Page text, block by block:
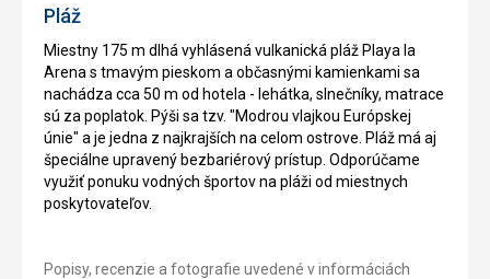
Pláž
Miestny 175 m dlhá vyhlásená vulkanická pláž Playa la
Arena s tmavým pieskom a občasnými kamienkami sa
nachádza cca 50 m od hotela - lehátka, slnečníky, matrace
sú za poplatok. Pýši sa tzv. "Modrou vlajkou Európskej
únie" a je jedna z najkrajších na celom ostrove. Pláž má aj
špeciálne upravený bezbariérový prístup. Odporúčame
využiť ponuku vodných športov na pláži od miestnych
poskytovateľov.
Popisy, recenzie a fotografie uvedené v informáciách